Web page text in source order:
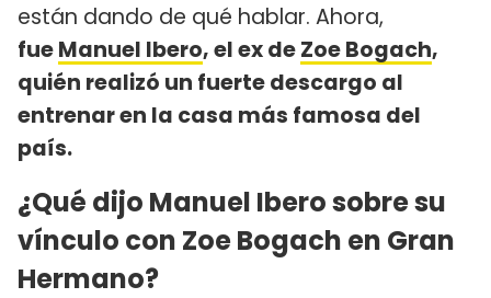
están dando de qué hablar. Ahora,
fueManuel Ibero, el ex deZoe Bogach,
quién realizó un fuerte descargo al
entrenar en la casa más famosa del
país.
¿Qué dijo Manuel Ibero sobre su
vínculo con Zoe Bogach en Gran
Hermano?